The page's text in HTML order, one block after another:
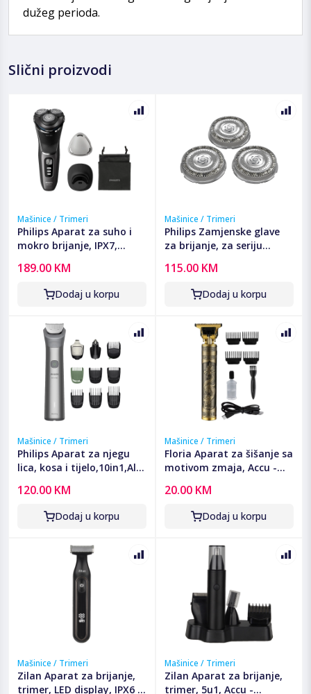
dužeg perioda.
Slični proizvodi
Mašinice / Trimeri
Philips Aparat za suho i
mokro brijanje, IPX7,
189.00 KM
Dodaj u korpu
Mašinice / Trimeri
Philips Zamjenske glave
za brijanje, za seriju
SH91/50
115.00 KM
Dodaj u korpu
Mašinice / Trimeri
Philips Aparat za njegu
lica, kosa i tijelo,10in1,All-
MG5921/15
120.00 KM
Dodaj u korpu
Mašinice / Trimeri
Floria Aparat za šišanje sa
motivom zmaja, Accu -
20.00 KM
Dodaj u korpu
Mašinice / Trimeri
Zilan Aparat za brijanje,
trimer, LED display, IPX6 -
Mašinice / Trimeri
Zilan Aparat za brijanje,
trimer, 5u1, Accu -